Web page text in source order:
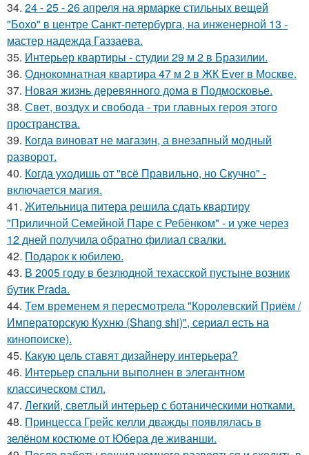
34. 24 - 25 - 26 апреля на ярмарке стильных вещей
"Бохо" в центре Санкт-петербурга, на инженерной 13 -
мастер надежда Газзаева.
35. Интерьер квартиры - студии 29 м 2 в Бразилии.
36. Однокомнатная квартира 47 м 2 в ЖК Ever в Москве.
37. Новая жизнь деревянного дома в Подмосковье.
38. Свет, воздух и свобода - три главных героя этого
пространства.
39. Когда виноват не магазин, а внезапный модный
разворот.
40. Когда уходишь от "всё Правильно, но Скучно" -
включается магия.
41. Жительница питера решила сдать квартиру
"Приличной Семейной Паре с Ребёнком" - и уже через
12 дней получила обратно филиал свалки.
42. Подарок к юбилею.
43. В 2005 году в безлюдной техасской пустыне возник
бутик Prada.
44. Тем временем я пересмотрела "Королевский Приём /
Императорскую Кухню (Shang shi)", сериал есть на
кинопоиске).
45. Какую цель ставят дизайнеру интерьера?
46. Интерьер спальни выполнен в элегантном
классическом стил.
47. Легкий, светлый интерьер с ботаническими нотками.
48. Принцесса Грейс келли дважды появлялась в
зелёном костюме от Юбера де живанши.